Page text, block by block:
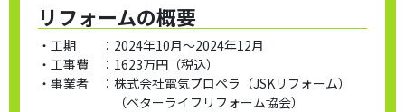
リフォームの概要
・工期 ： 2024年10月～2024年12月
・工事費 ： 1623万円（税込）
・事業者 ： 株式会社電気プロペラ（JSKリフォーム）
（ベターライフリフォーム協会）